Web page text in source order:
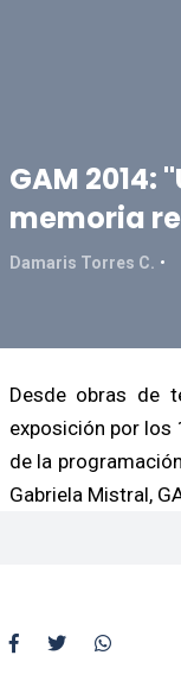
GAM 2014:
memoria
Damaris Torres C.
Desde obras de
exposición por los
de la
Gabriela Mistral,